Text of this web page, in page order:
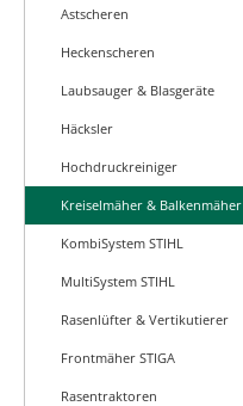
Astscheren
Heckenscheren
Laubsauger & Blasgeräte
Häcksler
Hochdruckreiniger
Kreiselmäher & Balkenmäher
KombiSystem STIHL
MultiSystem STIHL
Rasenlüfter & Vertikutierer
Frontmäher STIGA
Rasentraktoren